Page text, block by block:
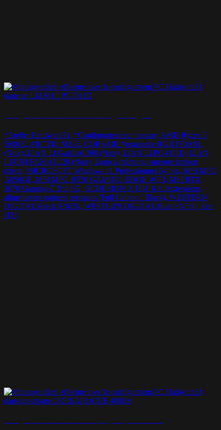
*Atelier Hardware31, *Configurateur sur mesure, AMD Ryzen 5
5600X, ARCTIC MX-5, CORSAIR Vengeance RGB PRO SL
(Noir), LIAN LI Galahad 360 (Noir), LIAN LI PC-O11D, LIAN
LI UNI FAN AL120 (Noir), Logo à thème sur-mesure finition
miroir, MICROSOFT Windows 11 Professionnel 64 bits, MSI MPG
A850GF, MSI MPG B550 GAMING EDGE WIFI, MSI RTX
3070 Gaming Z Trio 8G, OCDESIGN X H31 Kit d'extensions
alimentation gainées premium (Full Carbon / Black), WESTERN
DIGITAL Black SN850, WESTERN DIGITAL Blue SN550, Zen
H31